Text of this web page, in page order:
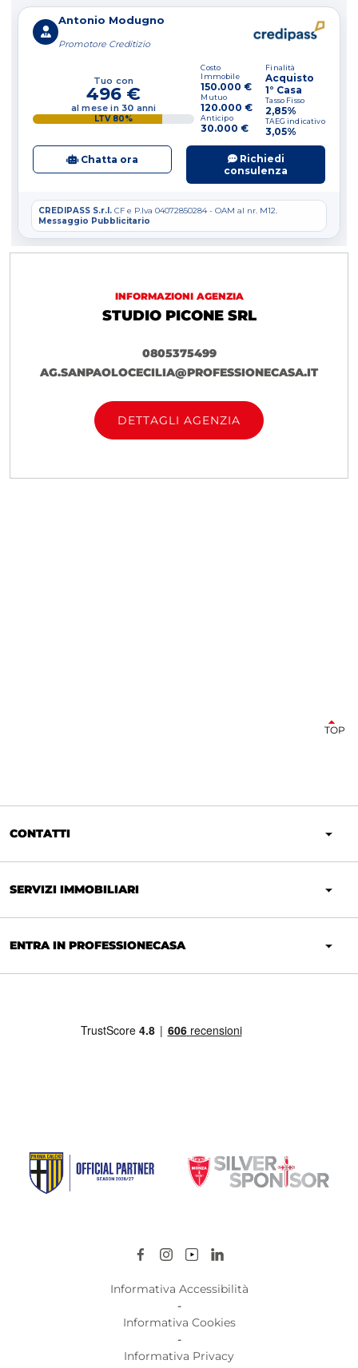
3939001095.
INFORMAZIONI AGENZIA
STUDIO PICONE SRL
0805375499
AG.SANPAOLOCECILIA@PROFESSIONECASA.IT
DETTAGLI AGENZIA
TOP
CONTATTI
SERVIZI IMMOBILIARI
ENTRA IN PROFESSIONECASA
Informativa Accessibilità
-
Informativa Cookies
-
Informativa Privacy